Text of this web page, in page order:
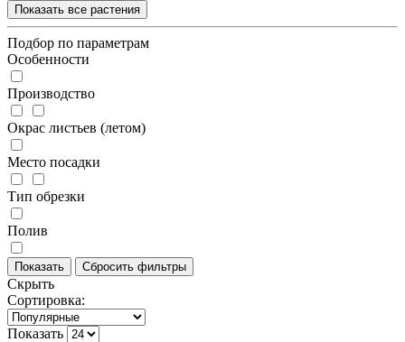
Показать все растения
Подбор по параметрам
Особенности
Производство
Окрас листьев (летом)
Место посадки
Тип обрезки
Полив
Скрыть
Сортировка:
Показать